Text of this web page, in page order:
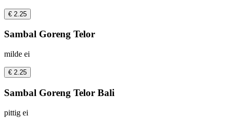
€ 2.25
Sambal Goreng Telor
milde ei
€ 2.25
Sambal Goreng Telor Bali
pittig ei